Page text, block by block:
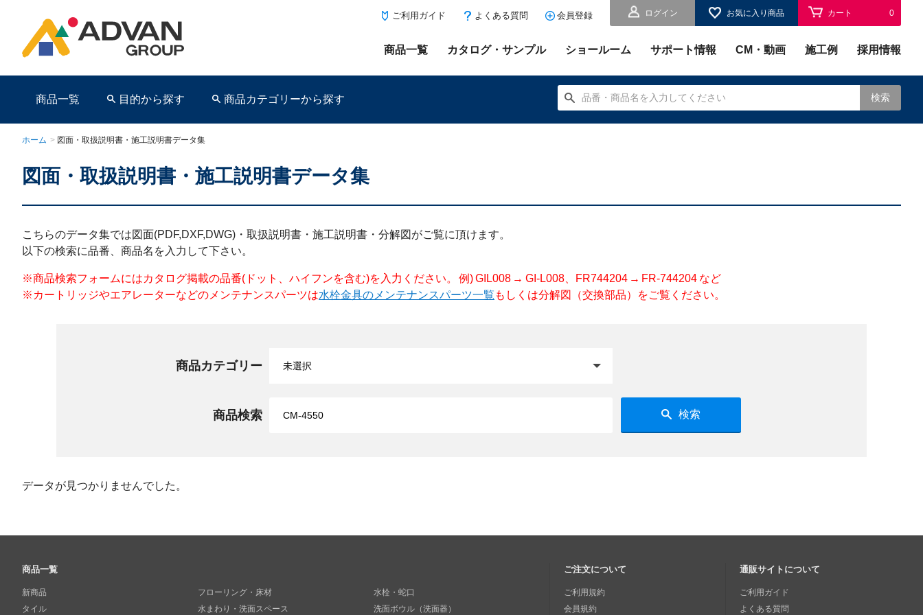
ログイン お気に入り商品 カート 0
ご利用ガイド よくある質問 会員登録
商品一覧 カタログ・サンプル ショールーム サポート情報 CM・動画 施工例 採用情報
商品一覧 目的から探す 商品カテゴリーから探す 検索
ホーム > 図面・取扱説明書・施工説明書データ集
図面・取扱説明書・施工説明書データ集
こちらのデータ集では図面(PDF,DXF,DWG)・取扱説明書・施工説明書・分解図がご覧に頂けます。
以下の検索に品番、商品名を入力して下さい。
※商品検索フォームにはカタログ掲載の品番(ドット、ハイフンを含む)を入力ください。 例) GIL008 → GI-L008、FR744204 → FR-744204 など
※カートリッジやエアレーターなどのメンテナンスパーツは水栓金具のメンテナンスパーツ一覧 もしくは分解図（交換部品）をご覧ください。
商品カテゴリー
商品検索 検索
データが見つかりませんでした。
商品一覧
新商品
タイル
フローリング・床材
水まわり・洗面スペース
水栓・蛇口
洗面ボウル（洗面器）
ご注文について
ご利用規約
会員規約
通販サイトについて
ご利用ガイド
よくある質問